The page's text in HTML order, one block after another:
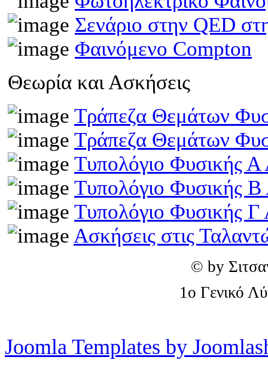
Σενάριο στην QED
Φαινόμενο Compton
Θεωρία και Ασκήσεις
Τράπεζα Θεμάτων
Τράπεζα Θεμάτων
Τυπολόγιο Φυσικής Α
Τυπολόγιο Φυσικής Β
Τυπολόγιο Φυσικής Γ
Ασκήσεις στις
© by
1o Γενικό
Joomla Templates by